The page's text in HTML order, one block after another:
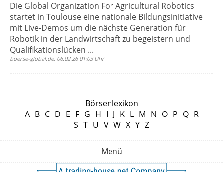
Die Global Organization For Agricultural Robotics
startet in Toulouse eine nationale Bildungsinitiative
mit Live-Demos um die nächste Generation für
Robotik in der Landwirtschaft zu begeistern und
Qualifikationslücken ...
boerse-global.de, 06.02.26 01:03 Uhr
Börsenlexikon
A B C D E F G H I J K L M N O P Q R
S T U V W X Y Z
Menü